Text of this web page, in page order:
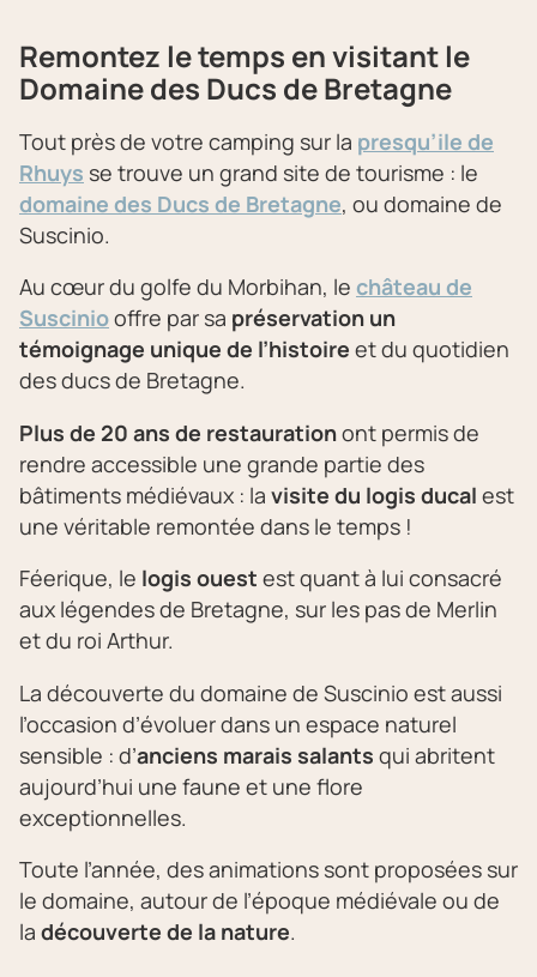
Remontez le temps en visitant le
Domaine des Ducs de Bretagne
Tout près de votre camping sur la presqu’ile de
Rhuys se trouve un grand site de tourisme : le
domaine des Ducs de Bretagne, ou domaine de
Suscinio.
Au cœur du golfe du Morbihan, le château de
Susciniooffre par sa préservation un
témoignage unique de l’histoire et du quotidien
des ducs de Bretagne.
Plus de 20 ans de restaurationont permis de
rendre accessible une grande partie des
bâtiments médiévaux : la visite du logis ducal est
une véritable remontée dans le temps !
Féerique, le logis ouest est quant à lui consacré
aux légendes de Bretagne, sur les pas de Merlin
et du roi Arthur.
La découverte du domaine de Suscinio est aussi
l’occasion d’évoluer dans un espace naturel
sensible : d’anciens marais salants qui abritent
aujourd’hui une faune et une flore
exceptionnelles.
Toute l’année, des animations sont proposées sur
le domaine, autour de l’époque médiévale ou de
la découverte de la nature.